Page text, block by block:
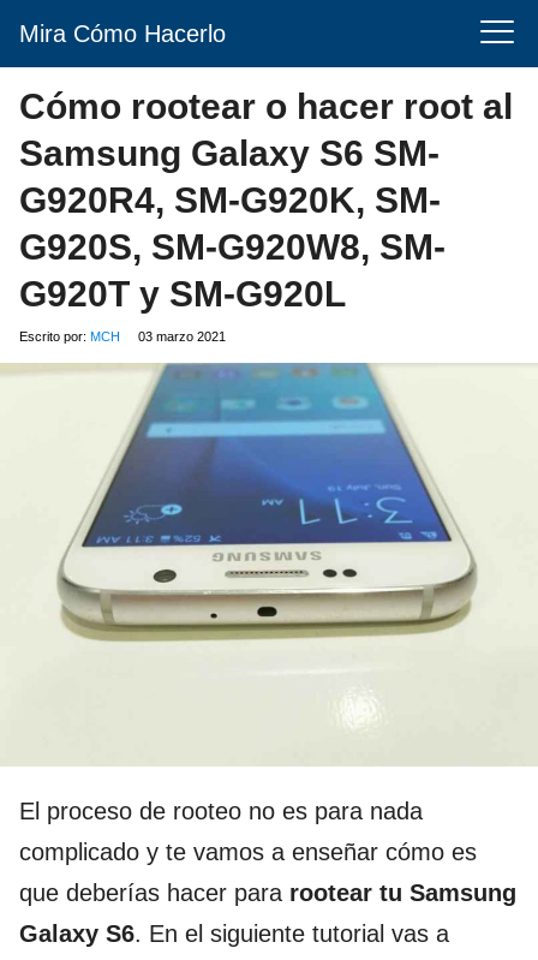
Mira Cómo Hacerlo
Cómo rootear o hacer root al
Samsung Galaxy S6 SM-
G920R4, SM-G920K, SM-
G920S, SM-G920W8, SM-
G920T y SM-G920L
Escrito por: MCH 03 marzo 2021
El proceso de rooteo no es para nada
complicado y te vamos a enseñar cómo es
que deberías hacer para rootear tu Samsung
Galaxy S6. En el siguiente tutorial vas a